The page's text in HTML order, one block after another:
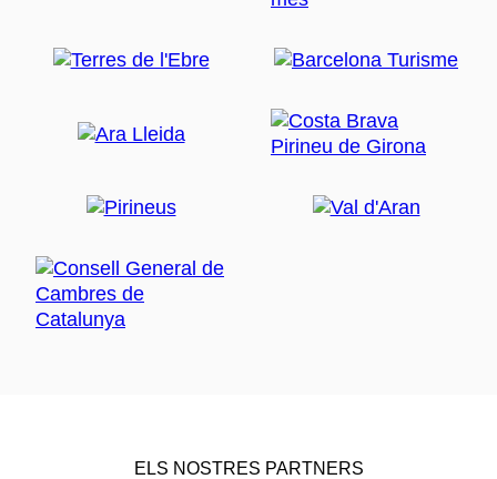
ELS NOSTRES PARTNERS